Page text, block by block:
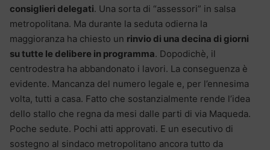
consiglieri delegati. Una sorta di “assessori” in salsa
metropolitana. Ma durante la seduta odierna la
maggioranza ha chiesto un rinvio di una decina di giorni
su tutte le delibere in programma. Dopodichè, il
centrodestra ha abbandonato i lavori. La conseguenza è
evidente. Mancanza del numero legale e, per l’ennesima
volta, tutti a casa. Fatto che sostanzialmente rende l’idea
dello stallo che regna da mesi dalle parti di via Maqueda.
Poche sedute. Pochi atti approvati. E un esecutivo di
sostegno al sindaco metropolitano ancora tutto da